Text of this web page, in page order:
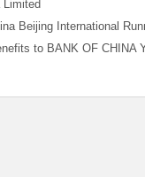
Beijing International
to BANK OF CHINA